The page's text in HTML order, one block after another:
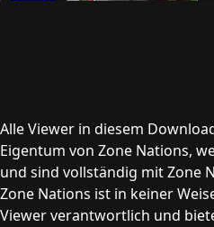
Alle Viewer in diesem
Eigentum von Zone Nations,
und sind vollständig mit Zone
Zone Nations ist in keiner
Viewer verantwortlich und